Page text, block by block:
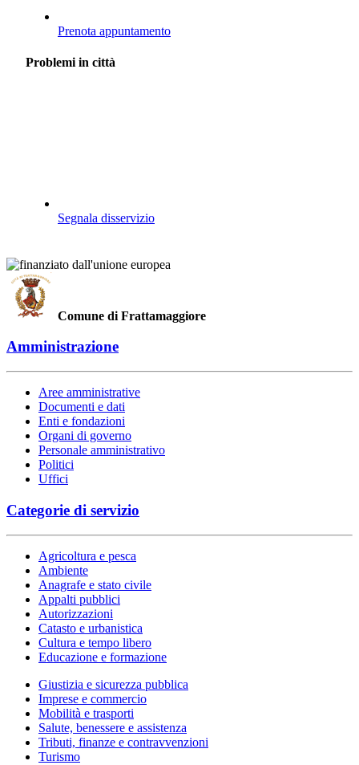
Prenota appuntamento
Problemi in città
Segnala disservizio
Comune di Frattamaggiore
Amministrazione
Aree amministrative
Documenti e dati
Enti e fondazioni
Organi di governo
Personale amministrativo
Politici
Uffici
Categorie di servizio
Agricoltura e pesca
Ambiente
Anagrafe e stato civile
Appalti pubblici
Autorizzazioni
Catasto e urbanistica
Cultura e tempo libero
Educazione e formazione
Giustizia e sicurezza pubblica
Imprese e commercio
Mobilità e trasporti
Salute, benessere e assistenza
Tributi, finanze e contravvenzioni
Turismo